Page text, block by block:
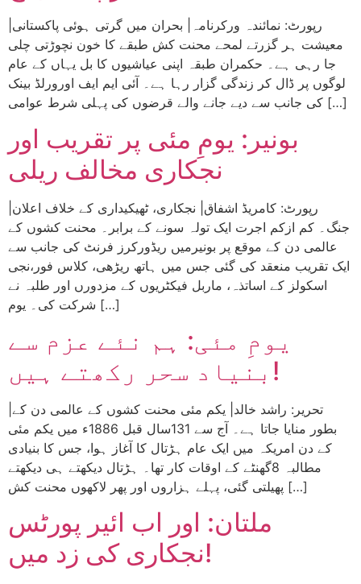
معیشت ہر گزرتے لمحے محنت کش طبقے کا خون نچوڑتی چلی
جا رہی ہے۔ حکمران طبقہ اپنی عیاشیوں کا بل یہاں کے عام
لوگوں پر ڈال کر زندگی گزار رہا ہے۔ آئی ایم ایف اورورلڈ بینک
کی جانب سے دیے جانے والے قرضوں کی پہلی شرط عوامی […]
بونیر: یومِ مئی پر تقریب اور
نجکاری مخالف ریلی
جنگ۔ کم ازکم اجرت ایک تولہ سونے کے برابر۔ محنت کشوں کے
عالمی دن کے موقع پر بونیرمیں ریڈورکرز فرنٹ کی جانب سے
ایک تقریب منعقد کی گئی جس میں ہاتھ ریڑھی، کلاس فور،نجی
اسکولز کے اساتذہ، ماربل فیکٹریوں کے مزدورں اور طلبہ نے
شرکت کی۔ یوم […]
یومِ مئی: ہم نئے عزم سے
بنیاد سحر رکھتے ہیں!
بطور منایا جاتا ہے۔ آج سے 131سال قبل 1886ء میں یکم مئی
کے دن امریکہ میں ایک عام ہڑتال کا آغاز ہوا، جس کا بنیادی
مطالبہ 8گھنٹے کے اوقات کار تھا۔ ہڑتال دیکھتے ہی دیکھتے
پھیلتی گئی، پہلے ہزاروں اور پھر لاکھوں محنت کش […]
ملتان: اور اب ائیر پورٹس
نجکاری کی زد میں!